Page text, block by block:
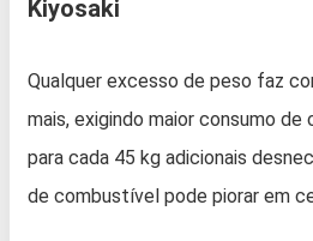
Kiyosaki
Qualquer excesso de peso faz
mais, exigindo maior consumo de
para cada 45 kg adicionais
de combustível pode piorar em